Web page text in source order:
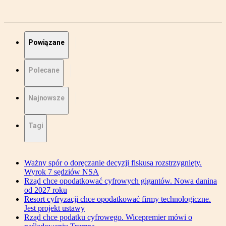
Powiązane
Polecane
Najnowsze
Tagi
Ważny spór o doręczanie decyzji fiskusa rozstrzygnięty.
Wyrok 7 sędziów NSA
Rząd chce opodatkować cyfrowych gigantów. Nowa danina
od 2027 roku
Resort cyfryzacji chce opodatkować firmy technologiczne.
Jest projekt ustawy
Rząd chce podatku cyfrowego. Wicepremier mówi o